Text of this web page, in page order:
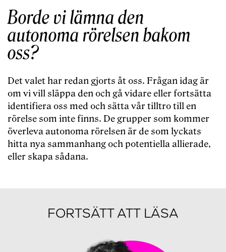
Borde vi lämna den
autonoma rörelsen bakom
oss?
Det valet har redan gjorts åt oss. Frågan idag är
om vi vill släppa den och gå vidare eller fortsätta
identifiera oss med och sätta vår tilltro till en
rörelse som inte finns. De grupper som kommer
överleva autonoma rörelsen är de som lyckats
hitta nya sammanhang och potentiella allierade,
eller skapa sådana.
FORTSÄTT ATT LÄSA